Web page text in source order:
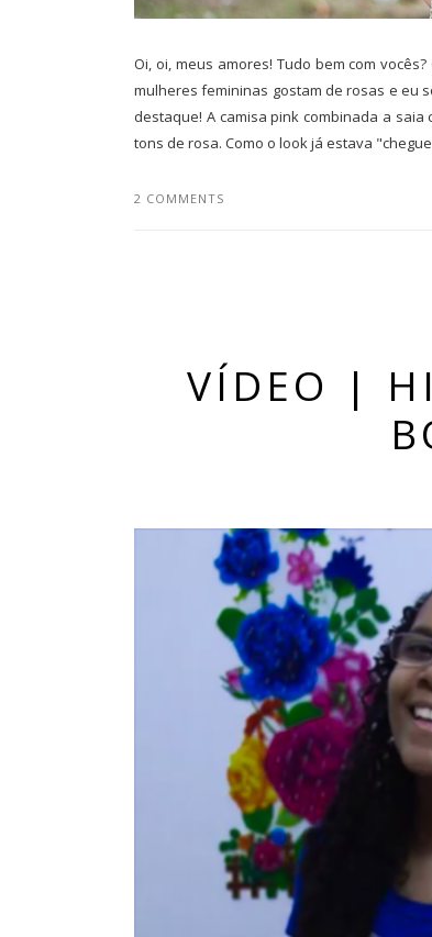
Oi, oi, meus amores! Tudo bem com
mulheres femininas gostam de rosas e eu
destaque! A camisa pink combinada a
tons de rosa. Como o look já estava
2 COMMENTS
VÍDEO |